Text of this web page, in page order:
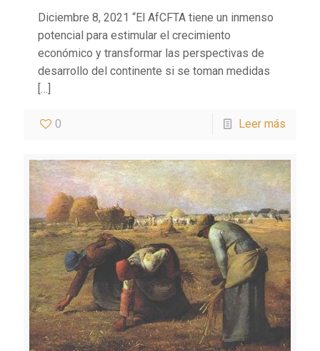
Diciembre 8, 2021 “El AfCFTA tiene un inmenso
potencial para estimular el crecimiento
económico y transformar las perspectivas de
desarrollo del continente si se toman medidas
[…]
0 Leer más